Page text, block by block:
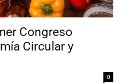
Congreso
Circular y
0